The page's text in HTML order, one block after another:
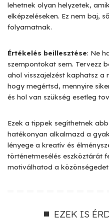
lehetnek olyan helyzetek,
elképzeléseken. Ez nem baj,
folyamatnak.
Értékelés beillesztése: Ne
szempontokat sem. Tervezz
ahol visszajelzést kaphatsz a
hogy megértsd, mennyire
és hol van szükség esetleg
Ezek a tippek segíthetnek
hatékonyan alkalmazd a
lényege a kreatív és
történetmesélés eszköztárát
motiválhatod a közönségedet.
EZEK IS